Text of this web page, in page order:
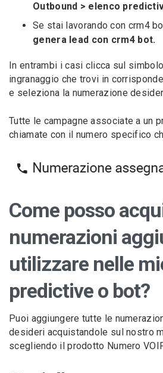
Outbound > elenco
Se stai lavorando con crm4
genera lead con crm4 bot.
In entrambi i casi clicca sul
ingranaggio che trovi in
e seleziona la numerazione
Tutte le campagne associate a un
chiamate con il numero specifico
Come posso
numerazioni
utilizzare nelle
predictive o bot?
Puoi aggiungere tutte le
desideri acquistandole sul nostro
scegliendo il prodotto Numero